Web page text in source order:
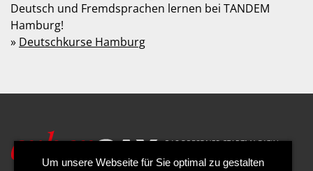
Deutsch und Fremdsprachen lernen bei TANDEM
Hamburg!
» Deutschkurse Hamburg
Um unsere Webseite für Sie optimal zu gestalten